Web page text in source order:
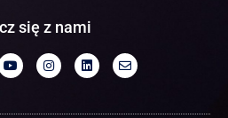
się z nami